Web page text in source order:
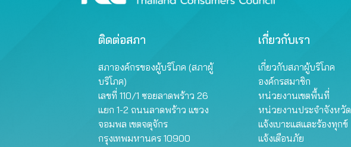
ติดต่อสภา
สภาองค์กรของผู้บริโภค (สภาผู้
บริโภค)
เลขที่ 110/1 ซอยลาดพร้าว 26
แยก 1-2 ถนนลาดพร้าว แขวง
จอมพล เขตจตุจักร
กรุงเทพมหานคร 10900
เกี่ยวกับเรา
เกี่ยวกับสภาผู้บริโภค
องค์กรสมาชิก
หน่วยงานเขตพื้นที่
หน่วยงานประจำจังหวัด
แจ้งเบาะแสและร้องทุกข์
แจ้งเตือนภัย